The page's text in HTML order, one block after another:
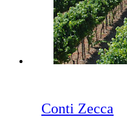
Conti Zecca